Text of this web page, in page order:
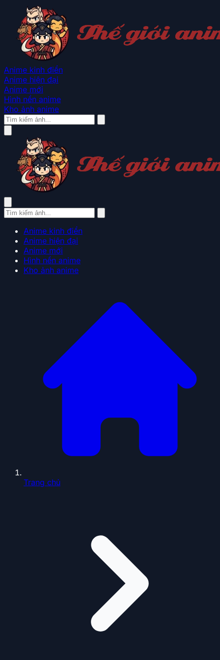
Anime kinh điển
Anime hiện đại
Anime mới
Hình nền anime
Kho ảnh anime
Anime kinh điển
Anime hiện đại
Anime mới
Hình nền anime
Kho ảnh anime
Trang chủ